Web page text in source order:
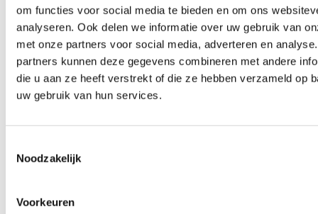
om functies voor social media te bieden en om ons
analyseren. Ook delen we informatie over uw gebruik van
met onze partners voor social media, adverteren en
partners kunnen deze gegevens combineren met andere
die u aan ze heeft verstrekt of die ze hebben verzameld op
uw gebruik van hun services.
Noodzakelijk
Voorkeuren
Meinl String Cajon, Siam Oak
€119.00
In stock